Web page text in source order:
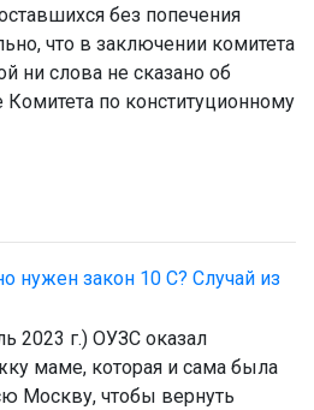
без попечения
что в заключении комитета
ни слова не сказано об
по конституционному
нужен закон 10 С? Случай из
2023 г.) ОУЗС оказал
маме, которая и сама была
Москву, чтобы вернуть